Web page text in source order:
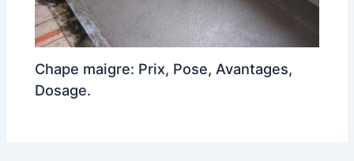
Chape maigre: Prix, Pose, Avantages,
Dosage.